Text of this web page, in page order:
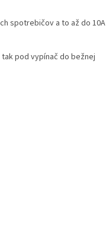
spotrebičov a to až do 10A
tak pod vypínač do bežnej